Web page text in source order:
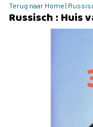
Terug naar Home |
Russisch : Huis